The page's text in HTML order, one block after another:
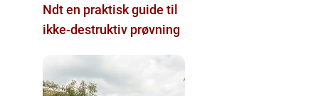
Ndt en praktisk guide til
ikke-destruktiv prøvning